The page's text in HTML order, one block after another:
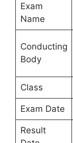
Exam
Name
Conducting
Body
Class
Exam Date
Result